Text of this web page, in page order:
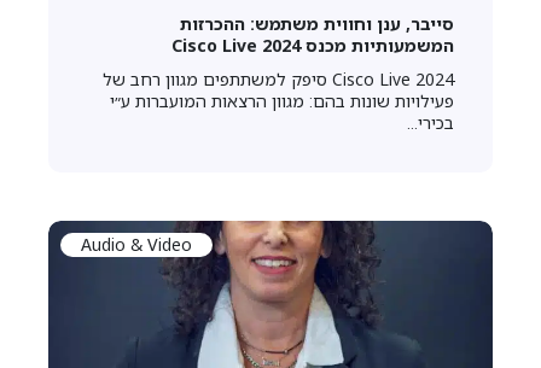
סייבר, ענן וחווית משתמש: ההכרזות
המשמעותיות מכנס Cisco Live 2024
Cisco Live 2024 סיפק למשתתפים מגוון רחב של
פעילויות שונות בהם: מגוון הרצאות המועברות ע״י
בכירי...
Audio & Video